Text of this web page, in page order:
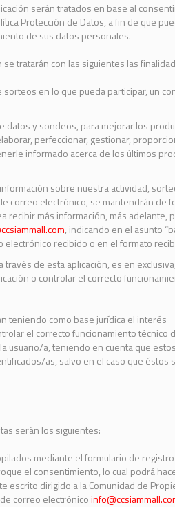
serán tratados en base al
Protección de Datos, a fin de que
de sus datos personales.
tratarán con las siguientes las
en lo que pueda participar, un
datos y sondeos, para mejorar los
perfeccionar, gestionar,
informado acerca de los últimos
sobre nuestra actividad,
correo electrónico, se mantendrán de
recibir más información, más adelante,
, indicando en el asunto
electrónico recibido o en el formato
de esta aplicación, es en
o controlar el correcto
teniendo como base jurídica el interés
el correcto funcionamiento técnico
usuario/a, teniendo en cuenta que
as, salvo en el caso que éstos
serán los siguientes:
mediante el formulario de
el consentimiento, lo cual podrá
escrito dirigido a la Comunidad de
correo electrónico